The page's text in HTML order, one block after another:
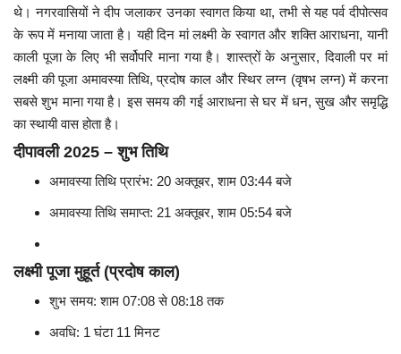
करियर
राशिफल
खेल
बिजनेस
वीडियो
थे। नगरवासियों ने दीप जलाकर उनका स्वागत किया था, तभी से यह पर्व दीपोत्सव
के रूप में मनाया जाता है। यही दिन मां लक्ष्मी के स्वागत और शक्ति आराधना, यानी
काली पूजा के लिए भी सर्वोपरि माना गया है। शास्त्रों के अनुसार, दिवाली पर मां
लक्ष्मी की पूजा अमावस्या तिथि, प्रदोष काल और स्थिर लग्न (वृषभ लग्न) में करना
सबसे शुभ माना गया है। इस समय की गई आराधना से घर में धन, सुख और समृद्धि
का स्थायी वास होता है।
दीपावली 2025 – शुभ तिथि
अमावस्या तिथि प्रारंभ: 20 अक्तूबर, शाम 03:44 बजे
अमावस्या तिथि समाप्त: 21 अक्तूबर, शाम 05:54 बजे
लक्ष्मी पूजा मुहूर्त (प्रदोष काल)
शुभ समय: शाम 07:08 से 08:18 तक
अवधि: 1 घंटा 11 मिनट